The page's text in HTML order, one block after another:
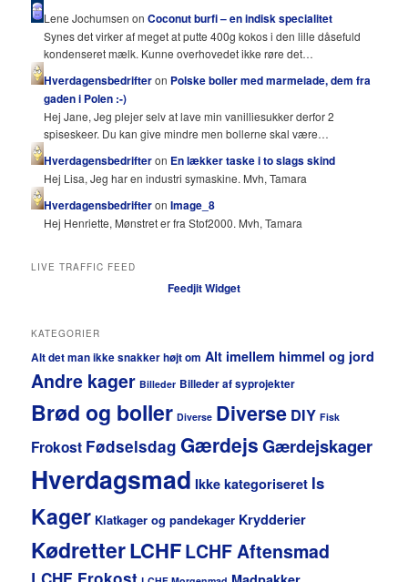
Lene Jochumsen onCoconut burfi – en indisk specialitet
Synes det virker af meget at putte 400g kokos i den lille dåsefuld
kondenseret mælk. Kunne overhovedet ikke røre det…
Hverdagensbedrifteron Polske boller med marmelade, dem fra
gaden i Polen :-)
Hej Jane, Jeg plejer selv at lave min vanilliesukker derfor 2
spiseskeer. Du kan give mindre men bollerne skal være…
Hverdagensbedrifteron En lækker taske i to slags skind
Hej Lisa, Jeg har en industri symaskine. Mvh, Tamara
HverdagensbedrifteronImage_8
Hej Henriette, Mønstret er fra Stof2000. Mvh, Tamara
LIVE TRAFFIC FEED
Feedjit Widget
KATEGORIER
Alt det man ikke snakker højt om Alt imellem himmel og jord
Andre kager Billeder Billeder af syprojekter
Brød og boller Diverse Diverse DIY Fisk
Frokost Fødselsdag GærdejsGærdejskager
Hverdagsmad Ikke kategoriseret Is
Kager Klatkager og pandekager Krydderier
KødretterLCHFLCHF Aftensmad